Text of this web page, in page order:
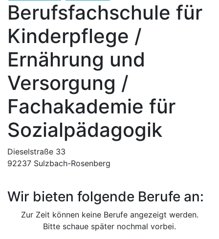
Berufsfachschule für
Kinderpflege /
Ernährung und
Versorgung /
Fachakademie für
Sozialpädagogik
Dieselstraße 33
92237 Sulzbach-Rosenberg
Wir bieten folgende Berufe an:
Zur Zeit können keine Berufe angezeigt werden.
Bitte schaue später nochmal vorbei.